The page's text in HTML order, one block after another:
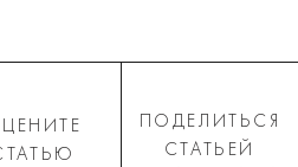
ПОДЕЛИТЬСЯ
СТАТЬЕЙ